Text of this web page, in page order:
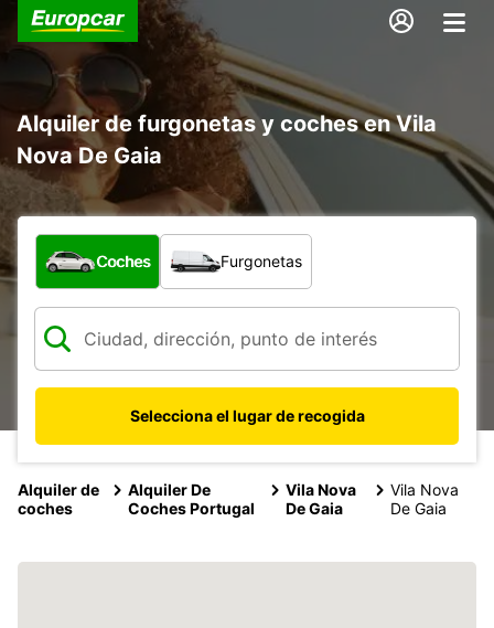
Alquiler de furgonetas y coches en Vila
Nova De Gaia
¿Qué tipo de vehículo?
Coches Furgonetas
Selecciona el lugar de recogida
Alquiler de
coches
Alquiler De
Coches Portugal
Vila Nova
De Gaia
Vila Nova
De Gaia